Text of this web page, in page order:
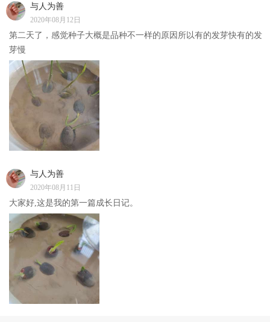
与人为善
2020年08月12日
第二天了，感觉种子大概是品种不一样的原因所以有的发芽快有的发
芽慢
与人为善
2020年08月11日
大家好,这是我的第一篇成长日记。